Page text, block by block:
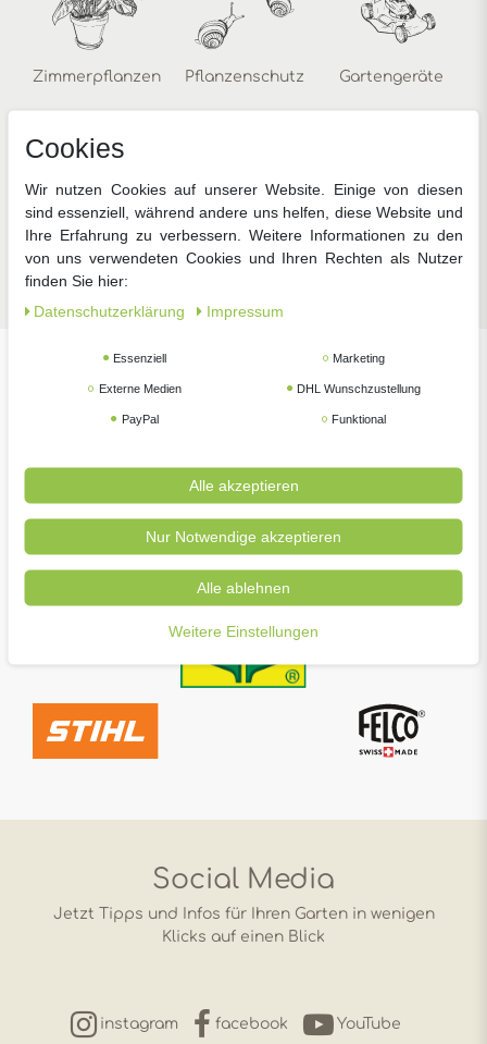
Zimmerpflanzen Pflanzenschutz Gartengeräte
Zubehör
Unsere beliebtesten Marken
Social Media
Jetzt Tipps und Infos für Ihren Garten in wenigen
Klicks auf einen Blick
instagram facebook YouTube
Cookies
Wir nutzen Cookies auf unserer Website. Einige von diesen
sind essenziell, während andere uns helfen, diese Website und
Ihre Erfahrung zu verbessern. Weitere Informationen zu den
von uns verwendeten Cookies und Ihren Rechten als Nutzer
finden Sie hier:
Daten­schutz­erklärung
Impressum
Essenziell Marketing
Externe Medien DHL Wunschzustellung
PayPal Funktional
Alle akzeptieren
Nur Notwendige akzeptieren
Alle ablehnen
Weitere Einstellungen